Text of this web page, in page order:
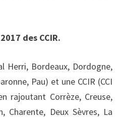
des CCIR.
Herri, Bordeaux, Dordogne,
Pau) et une CCIR (CCI
rajoutant Corrèze, Creuse,
Charente, Deux Sèvres, La